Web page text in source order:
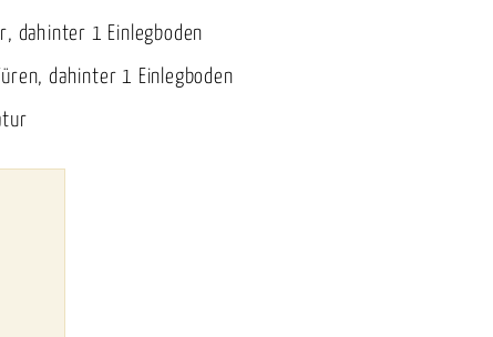
dahinter 1 Einlegboden
dahinter 1 Einlegboden